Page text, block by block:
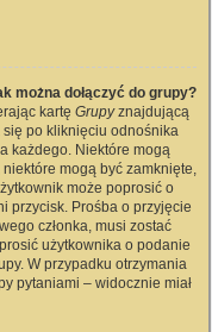
można dołączyć do grupy?
kartę Grupyznajdującą
po kliknięciu odnośnika
każdego. Niektóre mogą
mogą być zamknięte,
może poprosić o
przycisk. Prośba o przyjęcie
członka, musi zostać
użytkownika o podanie
W przypadku otrzymania
pytaniami – widocznie miał